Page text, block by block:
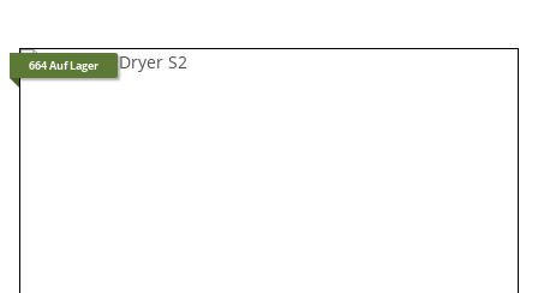
664 Auf Lager